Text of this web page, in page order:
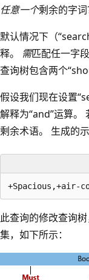
任意一个剩余的字词
默认情况下（
释。 需匹配任一字
查询树包含两个
假设我们现在设置
解释为“and”运算。
剩余术语。 生成的
此查询的修改查询
集，如下所示：